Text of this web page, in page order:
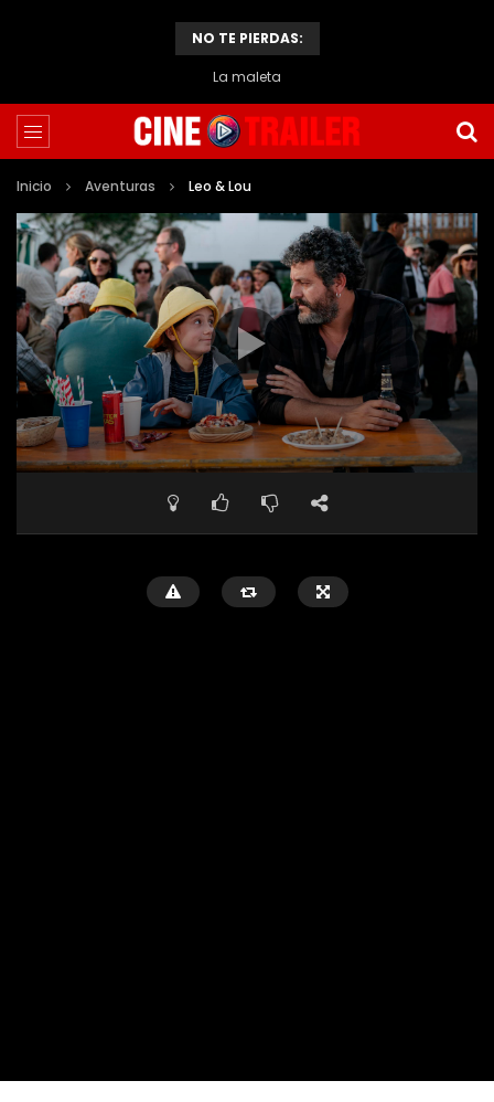
NO TE PIERDAS:
La maleta
Inicio Aventuras Leo & Lou